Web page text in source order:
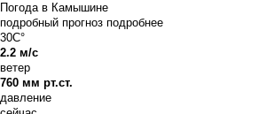
Погода в Камышине
подробный прогноз подробнее
30C°
2.2 м/с
ветер
760 мм рт.ст.
давление